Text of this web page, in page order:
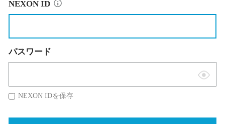
NEXON ID
パスワード
表
替
NEXON IDを保存